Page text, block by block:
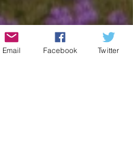
Email Facebook Twitter